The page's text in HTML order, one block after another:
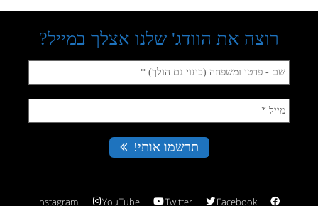
Facebook
Twitter
YouTube
Instagram